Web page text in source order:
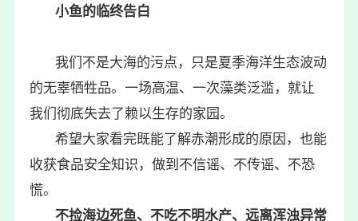
小鱼的临终告白
我们不是大海的污点，只是夏季海洋生态波动
的无辜牺牲品。一场高温、一次藻类泛滥，就让
我们彻底失去了赖以生存的家园。
希望大家看完既能了解赤潮形成的原因，也能
收获食品安全知识，做到不信谣、不传谣、不恐
慌。
不捡海边死鱼、不吃不明水产、远离浑浊异常